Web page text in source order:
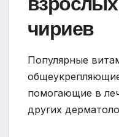
чириев
Популярные
помогающие в
других